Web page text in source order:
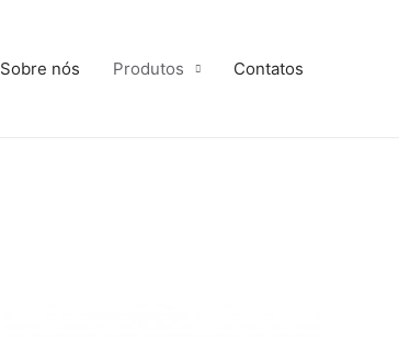
Sobre nós Produtos Contatos